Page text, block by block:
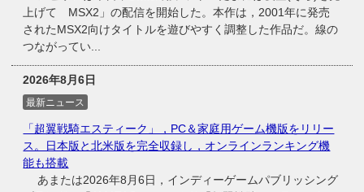
上げて MSX2」の配信を開始した。本作は，2001年に発売
されたMSX2向けタイトルを遊びやすく調整した作品だ。線の
つながってい...
2026年8月6日
最新ニュース
「超翼戦騎エスティーク」，PC＆家庭用ゲーム機版をリリー
ス。日本版と北米版を完全収録し，オンラインランキング機
能も搭載
あまたは2026年8月6日，インディーゲームパブリッシング